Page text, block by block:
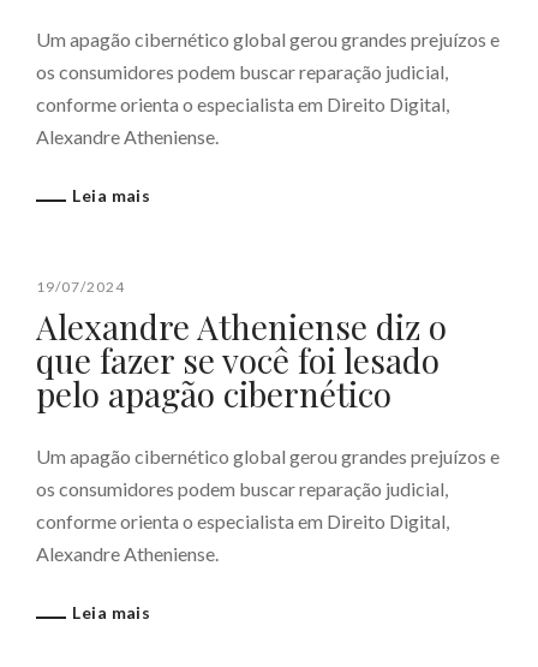
Um apagão cibernético global gerou grandes prejuízos e
os consumidores podem buscar reparação judicial,
conforme orienta o especialista em Direito Digital,
Alexandre Atheniense.
Leia mais
19/07/2024
Alexandre Atheniense diz o
que fazer se você foi lesado
pelo apagão cibernético
Um apagão cibernético global gerou grandes prejuízos e
os consumidores podem buscar reparação judicial,
conforme orienta o especialista em Direito Digital,
Alexandre Atheniense.
Leia mais